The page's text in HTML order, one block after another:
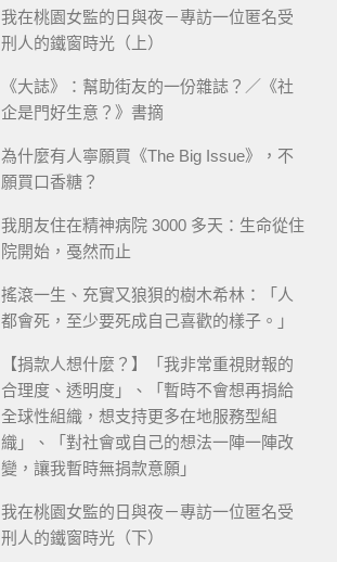
我在桃園女監的日與夜－專訪一位匿名受
刑人的鐵窗時光（上）
《大誌》：幫助街友的一份雜誌？／《社
企是門好生意？》書摘
為什麼有人寧願買《The Big Issue》，不
願買口香糖？
我朋友住在精神病院 3000 多天：生命從住
院開始，戞然而止
搖滾一生、充實又狼狽的樹木希林：「人
都會死，至少要死成自己喜歡的樣子。」
【捐款人想什麼？】「我非常重視財報的
合理度、透明度」、「暫時不會想再捐給
全球性組織，想支持更多在地服務型組
織」、「對社會或自己的想法一陣一陣改
變，讓我暫時無捐款意願」
我在桃園女監的日與夜－專訪一位匿名受
刑人的鐵窗時光（下）